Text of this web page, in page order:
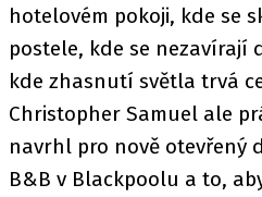
hotelovém pokoji, kde se
postele, kde se nezavírají
kde zhasnutí světla trvá
Christopher Samuel ale
navrhl pro nově otevřený
B&B v Blackpoolu a to,